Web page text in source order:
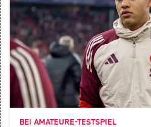
BEI AMATEURE-TESTSPIEL